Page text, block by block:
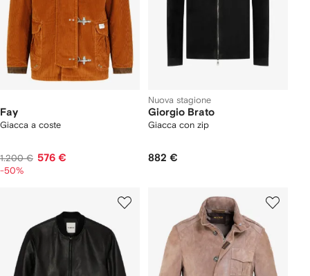
Fay
Giacca a coste
1.200 € 576 €
-50%
Nuova stagione
Giorgio Brato
Giacca con zip
882 €